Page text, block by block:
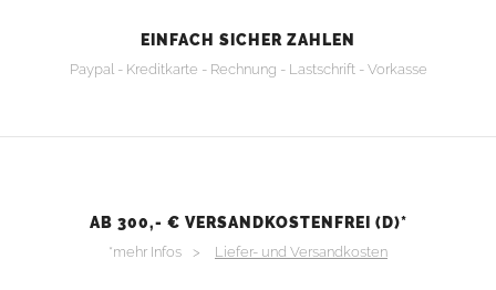
EINFACH SICHER ZAHLEN
Paypal - Kreditkarte - Rechnung - Lastschrift - Vorkasse
AB 300,- € VERSANDKOSTENFREI (D)*
*mehr Infos > Liefer- und Versandkosten